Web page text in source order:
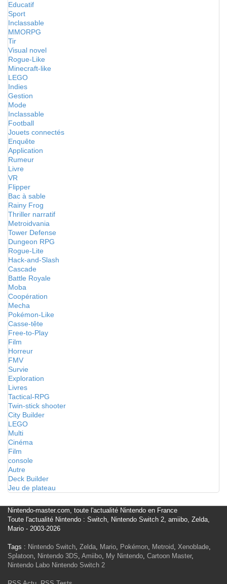
Educatif
Sport
Inclassable
MMORPG
Tir
Visual novel
Rogue-Like
Minecraft-like
LEGO
Indies
Gestion
Mode
Inclassable
Football
Jouets connectés
Enquête
Application
Rumeur
Livre
VR
Flipper
Bac à sable
Rainy Frog
Thriller narratif
Metroidvania
Tower Defense
Dungeon RPG
Rogue-Lite
Hack-and-Slash
Cascade
Battle Royale
Moba
Coopération
Mecha
Pokémon-Like
Casse-tête
Free-to-Play
Film
Horreur
FMV
Survie
Exploration
Livres
Tactical-RPG
Twin-stick shooter
City Builder
LEGO
Multi
Cinéma
Film
console
Autre
Deck Builder
Jeu de plateau
Nintendo-master.com, toute l'actualité Nintendo en France
Toute l'actualité Nintendo : Switch, Nintendo Switch 2, amiibo, Zelda,
Mario - 2003-2026
Tags : Nintendo Switch, Zelda, Mario, Pokémon, Metroid, Xenoblade,
Splatoon, Nintendo 3DS, Amiibo, My Nintendo, Cartoon Master,
Nintendo Labo Nintendo Switch 2